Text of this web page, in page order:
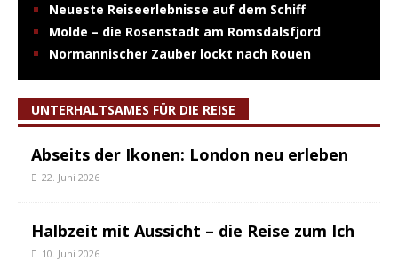
Neueste Reiseerlebnisse auf dem Schiff
Molde – die Rosenstadt am Romsdalsfjord
Normannischer Zauber lockt nach Rouen
UNTERHALTSAMES FÜR DIE REISE
Abseits der Ikonen: London neu erleben
22. Juni 2026
Halbzeit mit Aussicht – die Reise zum Ich
10. Juni 2026